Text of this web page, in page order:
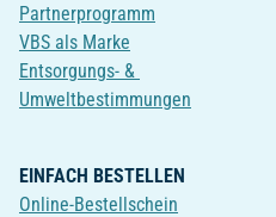
Partnerprogramm
VBS als Marke
Entsorgungs- &
Umweltbestimmungen
EINFACH BESTELLEN
Online-Bestellschein